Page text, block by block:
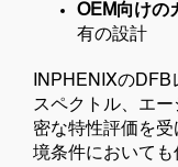
OEM向けの
有の設計
INPHENIXの
スペクトル、エ
密な特性評価を
境条件において